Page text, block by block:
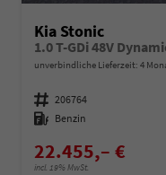
Kia Stonic
1.0 T-GDi 48V
unverbindliche Lieferzeit: 4
Fahrzeugnummer 206764
Kraftstoff Benzin
22.455,– €
incl. 19% MwSt.